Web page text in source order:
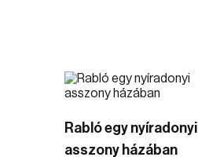
Rabló egy nyíradonyi
asszony házában